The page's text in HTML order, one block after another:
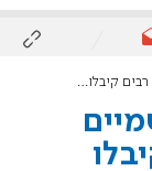
איראנים